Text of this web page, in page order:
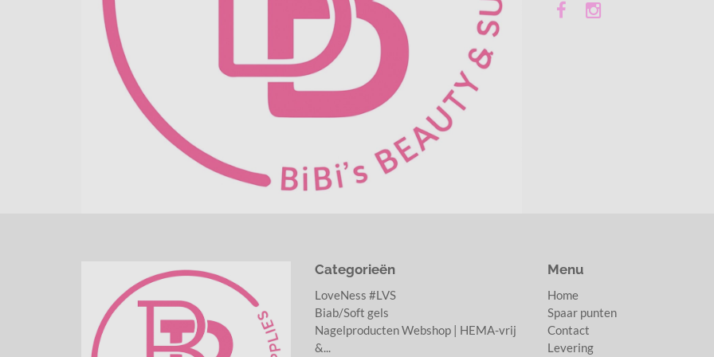
Categorieën
LoveNess #LVS
Biab/Soft gels
Nagelproducten Webshop | HEMA-vrij
&...
Menu
Home
Spaar punten
Contact
Levering